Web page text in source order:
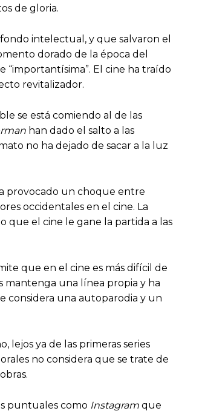
de gloria.
intelectual, y que salvaron el
dorado de la época del
El cine ha traído
revitalizador.
se está comiendo al de las
han dado el salto a las
no ha dejado de sacar a la luz
provocado un choque entre
occidentales en el cine. La
que el cine le gane la partida a las
que en el cine es más difícil de
mantenga una línea propia y ha
considera una autoparodia y un
lejos ya de las primeras series
no considera que se trate de
puntuales como Instagram que